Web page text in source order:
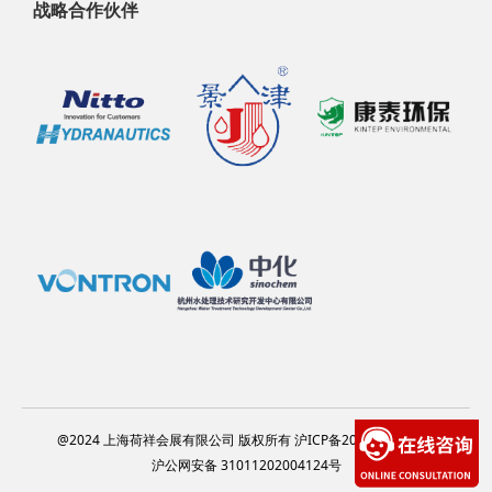
战略合作伙伴
@2024 上海荷祥会展有限公司 版权所有 沪ICP备20012314号-13
沪公网安备 31011202004124号